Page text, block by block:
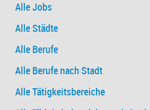
Alle Jobs
Alle Städte
Alle Berufe
Alle Berufe nach Stadt
Alle Tätigkeitsbereiche